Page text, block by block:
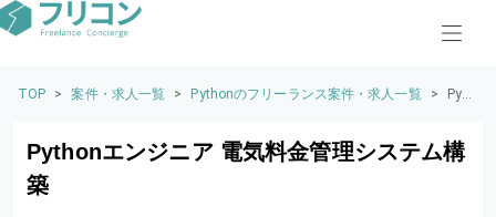
TOP > 案件・求人一覧 > Pythonのフリーランス案件・求人一覧 >
Pyt
ジニ
Pythonエンジニア 電気料金管理システム構
築